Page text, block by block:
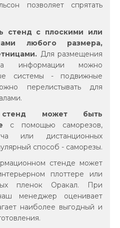
позволяет спрятать
стенд с плоскими или
любого размера,
Для размещения
информации можно
системы - подвижные
перелистывать для
стенд может быть
с помощью саморезов,
или дистанционных
способ - саморезы.
стенде может
плоттере или
пленок Оракал. При
менеджер оценивает
наиболее выгодный и